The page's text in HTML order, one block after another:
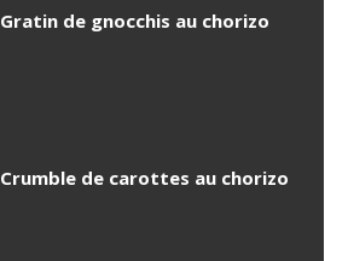
Gratin de gnocchis au chorizo
Crumble de carottes au chorizo